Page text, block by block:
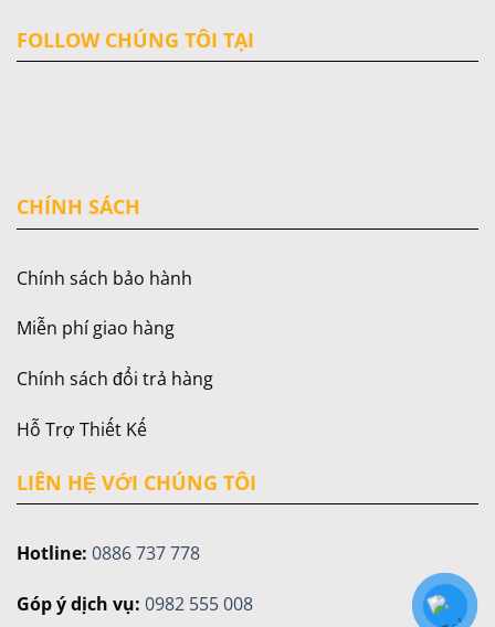
FOLLOW CHÚNG TÔI TẠI
CHÍNH SÁCH
Chính sách bảo hành
Miễn phí giao hàng
Chính sách đổi trả hàng
Hỗ Trợ Thiết Kế
LIÊN HỆ VỚI CHÚNG TÔI
Hotline: 0886 737 778
Góp ý dịch vụ: 0982 555 008